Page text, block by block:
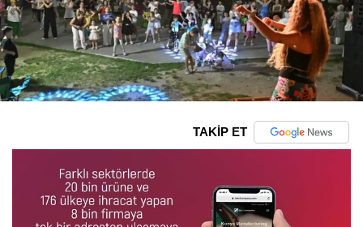
TAKİP ET